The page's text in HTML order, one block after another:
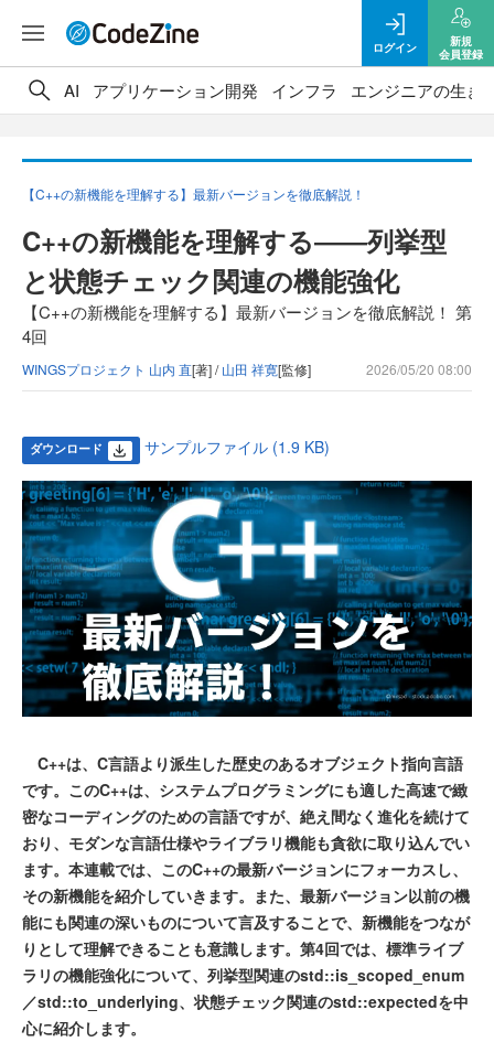
ログイン
新規
会員登録
AI アプリケーション開発 インフラ エンジニアの生き
【C++の新機能を理解する】最新バージョンを徹底解説！
C++の新機能を理解する――列挙型
と状態チェック関連の機能強化
【C++の新機能を理解する】最新バージョンを徹底解説！ 第
4回
WINGSプロジェクト 山内 直[著] /山田 祥寛[監修] 2026/05/20 08:00
ダウンロード サンプルファイル (1.9 KB)
C++は、C言語より派生した歴史のあるオブジェクト指向言語
です。このC++は、システムプログラミングにも適した高速で緻
密なコーディングのための言語ですが、絶え間なく進化を続けて
おり、モダンな言語仕様やライブラリ機能も貪欲に取り込んでい
ます。本連載では、このC++の最新バージョンにフォーカスし、
その新機能を紹介していきます。また、最新バージョン以前の機
能にも関連の深いものについて言及することで、新機能をつなが
りとして理解できることも意識します。第4回では、標準ライブ
ラリの機能強化について、列挙型関連のstd::is_scoped_enum
／std::to_underlying、状態チェック関連のstd::expectedを中
心に紹介します。